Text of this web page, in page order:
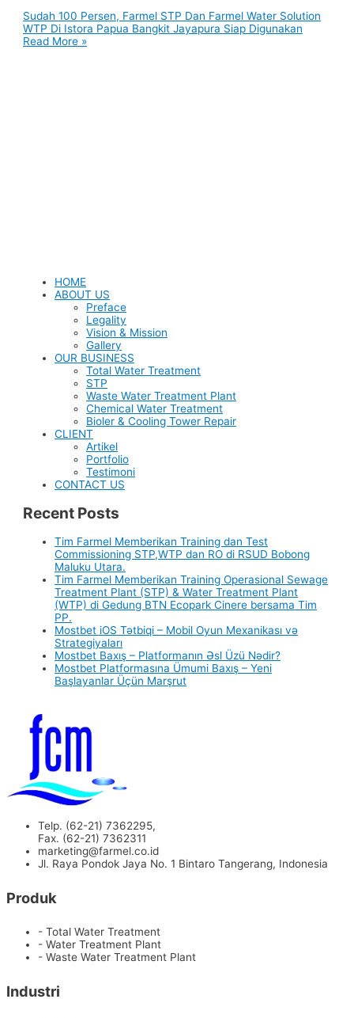
Sudah 100 Persen, Farmel STP Dan Farmel Water Solution
WTP Di Istora Papua Bangkit Jayapura Siap Digunakan
Read More »
HOME
ABOUT US
Preface
Legality
Vision & Mission
Gallery
OUR BUSINESS
Total Water Treatment
STP
Waste Water Treatment Plant
Chemical Water Treatment
Bioler & Cooling Tower Repair
CLIENT
Artikel
Portfolio
Testimoni
CONTACT US
Recent Posts
Tim Farmel Memberikan Training dan Test
Commissioning STP,WTP dan RO di RSUD Bobong
Maluku Utara.
Tim Farmel Memberikan Training Operasional Sewage
Treatment Plant (STP) & Water Treatment Plant
(WTP) di Gedung BTN Ecopark Cinere bersama Tim
PP.
Mostbet iOS Tətbiqi – Mobil Oyun Mexanikası və
Strategiyaları
Mostbet Baxış – Platformanın Əsl Üzü Nədir?
Mostbet Platformasına Ümumi Baxış – Yeni
Başlayanlar Üçün Marşrut
Telp. (62-21) 7362295,
Fax. (62-21) 7362311
marketing@farmel.co.id
Jl. Raya Pondok Jaya No. 1 Bintaro Tangerang, Indonesia
Produk
- Total Water Treatment
- Water Treatment Plant
- Waste Water Treatment Plant
Industri